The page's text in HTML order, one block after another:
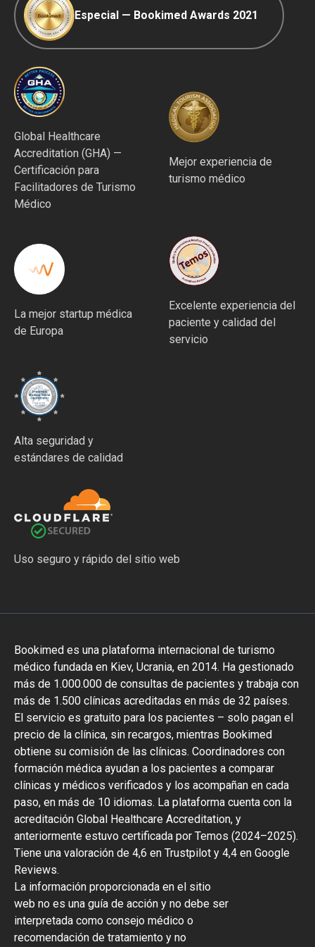
Especial — Bookimed Awards 2021
Global Healthcare
Accreditation (GHA) —
Certificación para
Facilitadores de Turismo
Médico
Mejor experiencia de
turismo médico
La mejor startup médica
de Europa
Excelente experiencia del
paciente y calidad del
servicio
Alta seguridad y
estándares de calidad
Uso seguro y rápido del sitio web
Bookimed es una plataforma internacional de turismo
médico fundada en Kiev, Ucrania, en 2014. Ha gestionado
más de 1.000.000 de consultas de pacientes y trabaja con
más de 1.500 clínicas acreditadas en más de 32 países.
El servicio es gratuito para los pacientes – solo pagan el
precio de la clínica, sin recargos, mientras Bookimed
obtiene su comisión de las clínicas. Coordinadores con
formación médica ayudan a los pacientes a comparar
clínicas y médicos verificados y los acompañan en cada
paso, en más de 10 idiomas. La plataforma cuenta con la
acreditación Global Healthcare Accreditation, y
anteriormente estuvo certificada por Temos (2024–2025).
Tiene una valoración de 4,6 en Trustpilot y 4,4 en Google
Reviews.
La información proporcionada en el sitio
web no es una guía de acción y no debe ser
interpretada como consejo médico o
recomendación de tratamiento y no